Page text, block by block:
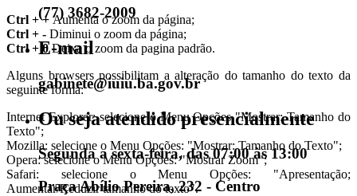
(77) 3682-2009
E-mail
gabinete@iuiu.ba.gov.br
Ou seja atendido presencialmente
Segunda a sexta-feira, das 07:00 às 13:00
Praça Abílio Pereira, 232 - Centro
Ctrl + + Aumenta o zoom da página;
Ctrl + - Diminui o zoom da página;
Ctrl + 0Deixa o zoom da pagina padrão.
Alguns browsers possibilitam a alteração do tamanho do texto da
seguinte forma:
Internet Explorer: selecione o Menu Opções "Mostrar: Tamanho do
Texto";
Mozilla: selecione o Menu Opções: "Mostrar: Tamanho do Texto";
Opera: selecione o Menu Opções: "Mostrar Zoom";
Safari: selecione o Menu Opções: "Apresentação;
Aumentar/Reduzir tamanho do texto".